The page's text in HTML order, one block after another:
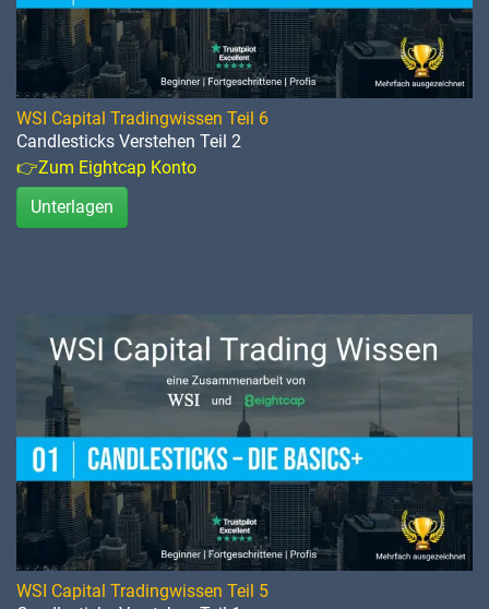
WSI Capital Tradingwissen Teil 6
Candlesticks Verstehen Teil 2
👉Zum Eightcap Konto
Unterlagen
WSI Capital Tradingwissen Teil 5